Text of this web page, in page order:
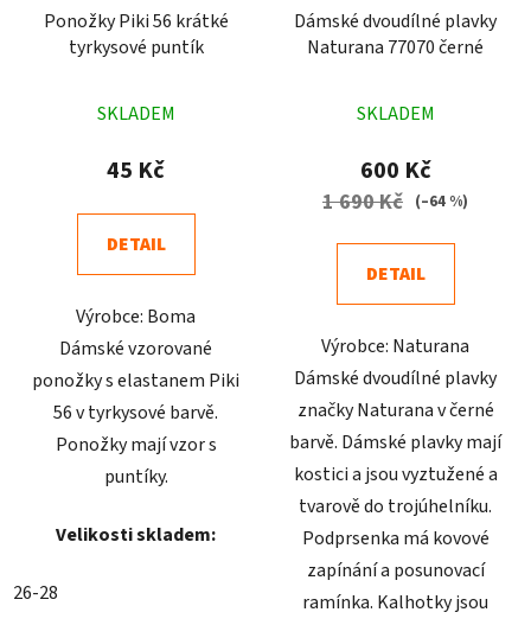
Ponožky Piki 56 krátké
tyrkysové puntík
hodnocení
produktu
4,9
z
hvězdiček.
SKLADEM
45 Kč
DETAIL
Výrobce: Boma
Dámské vzorované
ponožky s elastanem Piki
56 v tyrkysové barvě.
Ponožky mají vzor s
puntíky.
Velikosti skladem:
26-28
Dámské dvoudílné plavky
Naturana 77070 černé
hodnocení
produktu
je
5
SKLADEM
600 Kč
1 690 Kč (–64 %)
DETAIL
Výrobce: Naturana
Dámské dvoudílné plavky
značky Naturana v černé
barvě. Dámské plavky mají
kostici a jsou vyztužené a
tvarově do trojúhelníku.
Podprsenka má kovové
zapínání a posunovací
ramínka. Kalhotky jsou